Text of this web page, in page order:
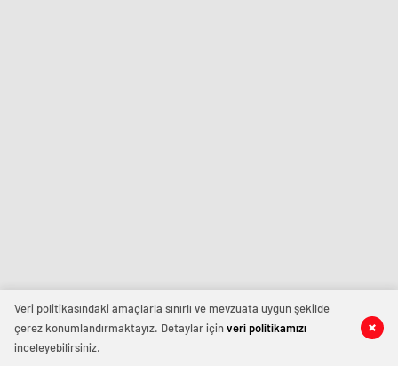
Veri politikasındaki amaçlarla sınırlı ve mevzuata uygun şekilde
çerez konumlandırmaktayız. Detaylar içinveri politikamızı
inceleyebilirsiniz.